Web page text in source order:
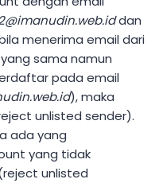
dan
menerima email dari
sama namun
pada email
), maka
unlisted sender).
ada yang
yang tidak
unlisted